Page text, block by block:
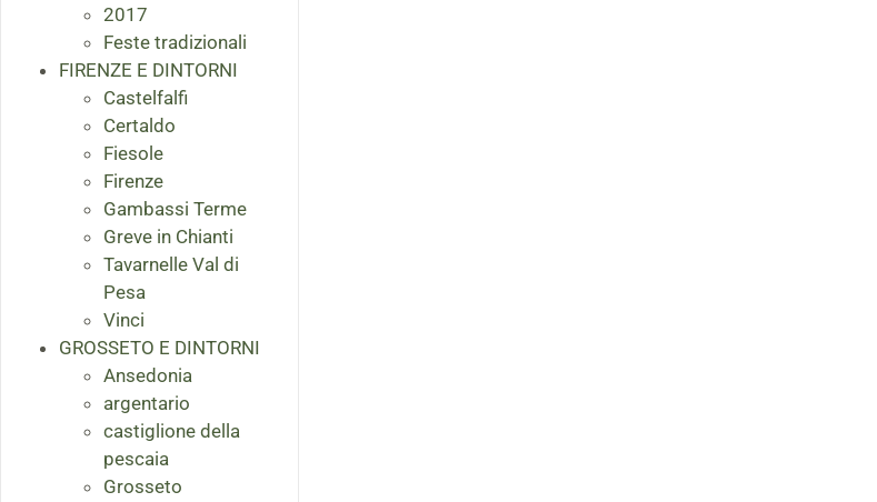
2017
Feste tradizionali
FIRENZE E DINTORNI
Castelfalfi
Certaldo
Fiesole
Firenze
Gambassi Terme
Greve in Chianti
Tavarnelle Val di
Pesa
Vinci
GROSSETO E DINTORNI
Ansedonia
argentario
castiglione della
pescaia
Grosseto